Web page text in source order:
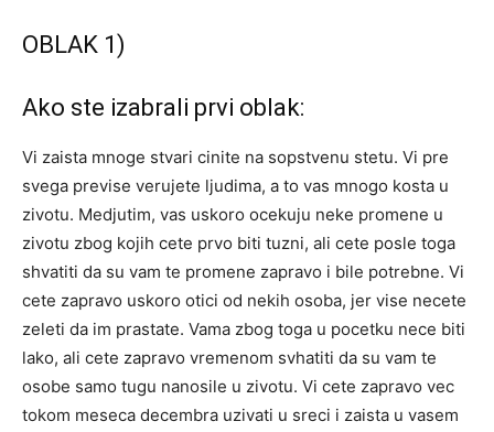
OBLAK 1)
Ako ste izabrali prvi oblak:
Vi zaista mnoge stvari cinite na sopstvenu stetu. Vi pre
svega previse verujete ljudima, a to vas mnogo kosta u
zivotu. Medjutim, vas uskoro ocekuju neke promene u
zivotu zbog kojih cete prvo biti tuzni, ali cete posle toga
shvatiti da su vam te promene zapravo i bile potrebne. Vi
cete zapravo uskoro otici od nekih osoba, jer vise necete
zeleti da im prastate. Vama zbog toga u pocetku nece biti
lako, ali cete zapravo vremenom svhatiti da su vam te
osobe samo tugu nanosile u zivotu. Vi cete zapravo vec
tokom meseca decembra uzivati u sreci i zaista u vasem